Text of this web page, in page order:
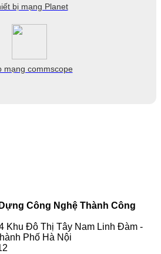
bị mạng Planet
mạng commscope
Công Nghệ Thành Công
Khu Đô Thị Tây Nam Linh Đàm -
Phố Hà Nội